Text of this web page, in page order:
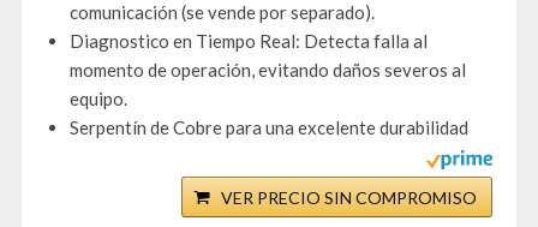
comunicación (se vende por separado).
Diagnostico en Tiempo Real: Detecta falla al
momento de operación, evitando daños severos al
equipo.
Serpentín de Cobre para una excelente durabilidad
VER PRECIO SIN COMPROMISO